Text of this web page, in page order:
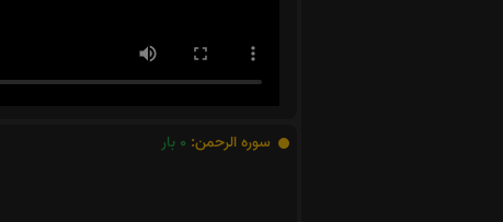
سوره الرحمن: 0 بار